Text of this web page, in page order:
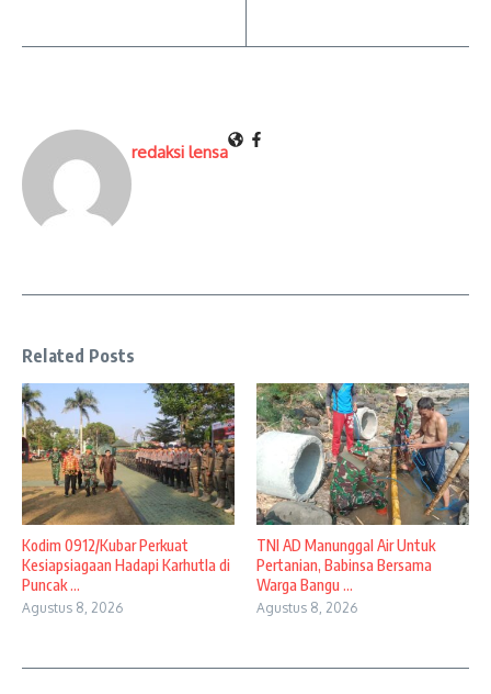
redaksi lensa
Related Posts
Kodim 0912/Kubar Perkuat
Kesiapsiagaan Hadapi Karhutla di
Puncak ...
Agustus 8, 2026
TNI AD Manunggal Air Untuk
Pertanian, Babinsa Bersama
Warga Bangu ...
Agustus 8, 2026